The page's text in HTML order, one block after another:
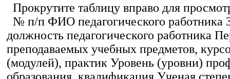
Прокрутите таблицу вправо для
№ п/п ФИО педагогического работника
должность педагогического работника
преподаваемых учебных предметов,
(модулей), практик Уровень (уровни)